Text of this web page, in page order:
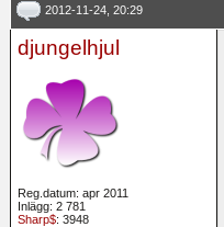
2012-11-24, 20:29
djungelhjul
Reg.datum: apr 2011
Inlägg: 2 781
Sharp$: 3948